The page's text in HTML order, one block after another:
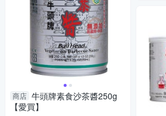
商店 牛頭牌素食沙茶醬250g
【愛買】